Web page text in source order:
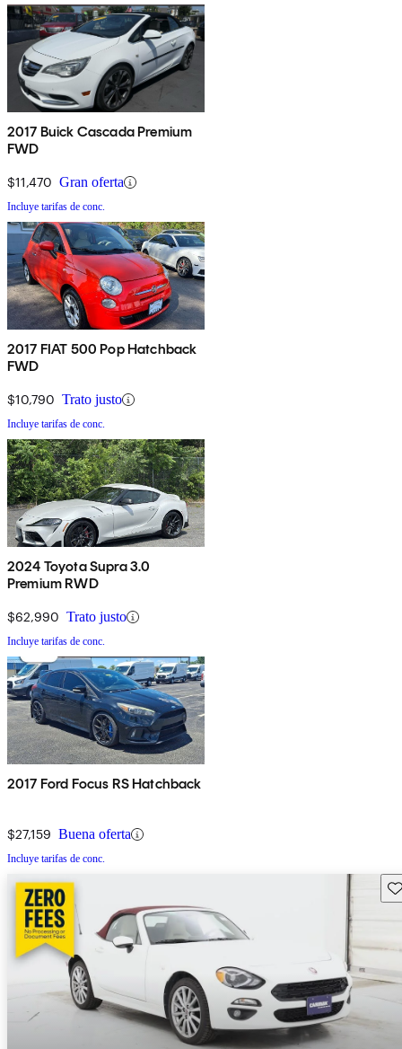
2017 Buick Cascada Premium
FWD
$11,470 Gran oferta
Incluye tarifas de conc.
2017 FIAT 500 Pop Hatchback
FWD
$10,790 Trato justo
Incluye tarifas de conc.
2024 Toyota Supra 3.0
Premium RWD
$62,990 Trato justo
Incluye tarifas de conc.
2017 Ford Focus RS Hatchback
$27,159 Buena oferta
Incluye tarifas de conc.